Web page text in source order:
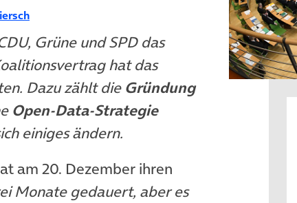
Grüne und SPD das
hat das
Dazu zählt die Gründung
Open-Data-Strategie
einiges ändern.
am 20. Dezember ihren
Monate gedauert, aber es